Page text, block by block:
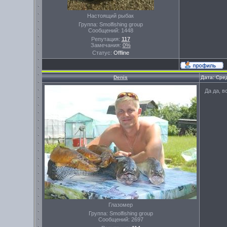
Настоящий рыбак
Группа: Smolfishing group
Сообщений: 1448
Репутация: 117
Замечания: 0%
Статус: Offline
Denis Дата:
Глазомер
Группа: Smolfishing group
Сообщений: 2697
Да да,